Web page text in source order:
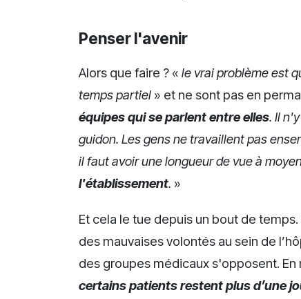
Penser l'avenir
Alors que faire ? « le vrai problème est
temps partiel » et ne sont pas en
équipes qui se parlent entre elles. Il
guidon. Les gens ne travaillent pas
il faut avoir une longueur de vue à
l'établissement. »
Et cela le tue depuis un bout de
des mauvaises volontés au sein de
des groupes médicaux s'opposent.
certains patients restent plus d’une